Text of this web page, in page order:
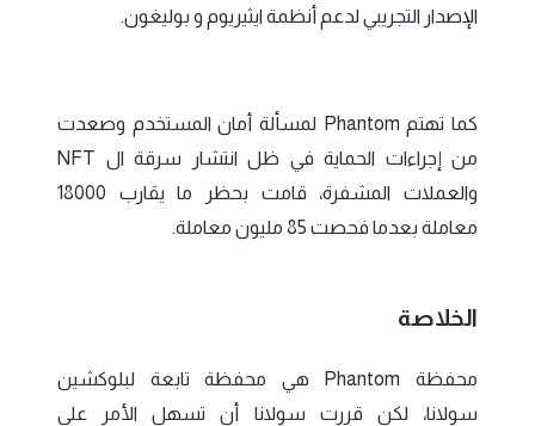
الإصدار التجريبي لدعم أنظمة ايثيريوم و بوليغون.
كما تهتم Phantom لمسألة أمان المستخدم وصعدت
من إجراءات الحماية في ظل انتشار سرقة ال NFT
والعملات المشفرة، قامت بحظر ما يقارب 18000
معاملة بعدما فحصت 85 مليون معاملة.
الخلاصة
محفظة Phantom هي محفظة تابعة لبلوكشين
سولانا، لكن قررت سولانا أن تسهل الأمر على